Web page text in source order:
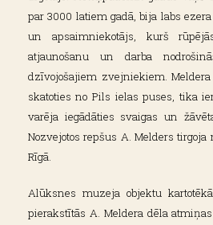
par 3000 latiem gadā, bija labs
un apsaimniekotājs, kurš
atjaunošanu un darba
dzīvojošajiem zvejniekiem.
skatoties no Pils ielas puses, tika
varēja iegādāties svaigas un
Nozvejotos repšus A. Melders
Rīgā.
Alūksnes muzeja objektu
pierakstītās A. Meldera dēla